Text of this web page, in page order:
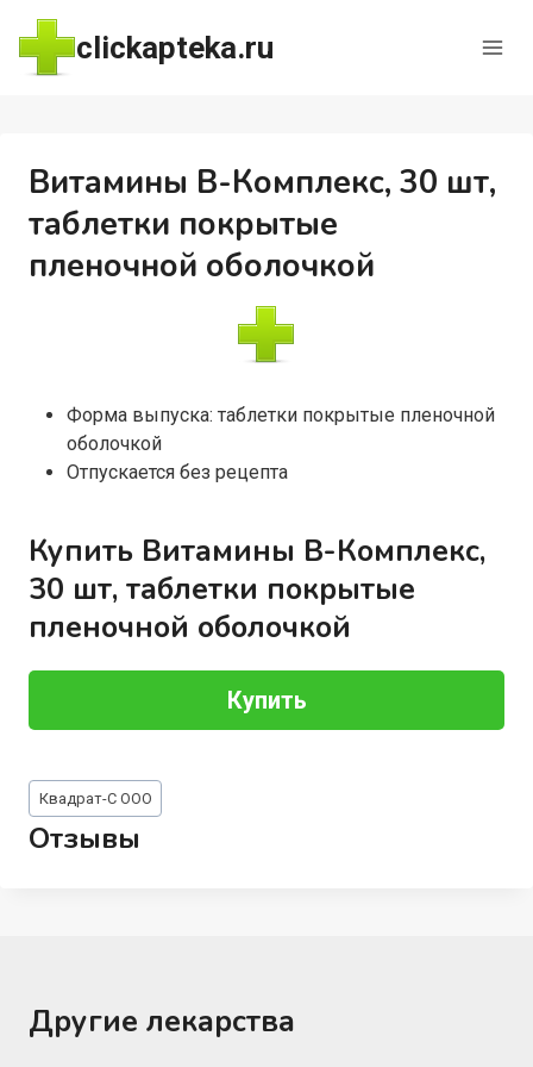
Перейти
содержимому
clickapteka.ru
Витамины В-Комплекс, 30 шт,
таблетки покрытые
пленочной оболочкой
Форма выпуска: таблетки покрытые пленочной
оболочкой
Отпускается без рецепта
Купить Витамины В-Комплекс,
30 шт, таблетки покрытые
пленочной оболочкой
Купить
Метки
записи:
Квадрат-С ООО
Отзывы
Другие лекарства